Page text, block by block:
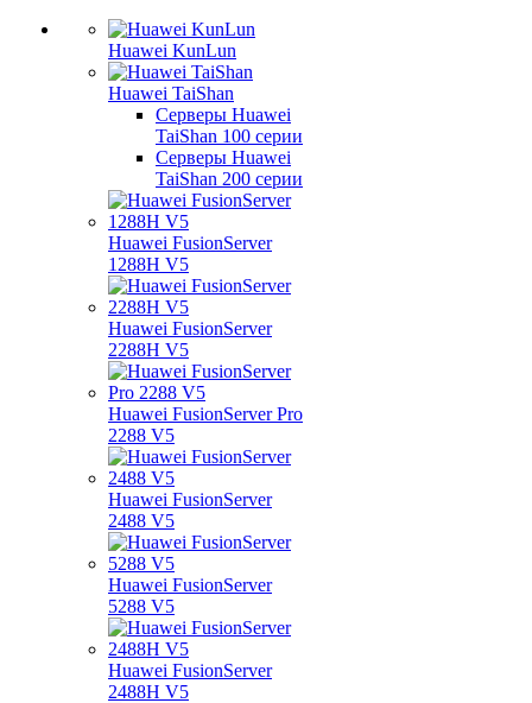
Huawei KunLun
Huawei TaiShan
Серверы Huawei
TaiShan 100 серии
Серверы Huawei
TaiShan 200 серии
Huawei FusionServer
1288H V5
Huawei FusionServer
2288H V5
Huawei FusionServer Pro
2288 V5
Huawei FusionServer
2488 V5
Huawei FusionServer
5288 V5
Huawei FusionServer
2488H V5